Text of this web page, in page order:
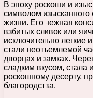
В эпоху роскоши и
символом изысканного
жизни. Его нежная
взбитых сливок или
исключительно легкие
стали неотъемлемой
дворцах и замках.
сладким вкусом, стала
роскошному десерту,
благородства.